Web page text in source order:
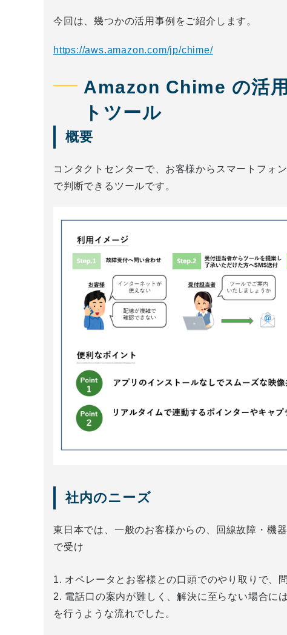
今回は、幾つかの活用事例をご紹介します。
https://aws.amazon.com/jp/chime/
Amazon Chime の活
トツール
概要
コンタクトセンターで、お客様からスマートフォ
で判断できるツールです。
社内のニーズ
東日本では、一般のお客様からの、回線故障・機
で受け
1. オペレータとお客様との口頭でのやり取りで、
2. 電話口の案内が難しく、解決に至らない場合に
を行うような流れでした。